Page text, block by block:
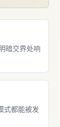
暗交界处响
式都能被发